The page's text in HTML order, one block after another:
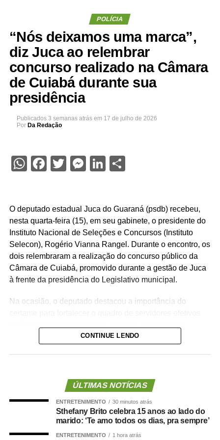
POLÍCIA
“Nós deixamos uma marca”,
diz Juca ao relembrar
concurso realizado na Câmara
de Cuiabá durante sua
presidência
Publicados 3 semanas atrás em 17 de julho de 2026
Por Da Redação
WhatsApp
Facebook
Twitter
Messenger
LinkedIn
Share
O deputado estadual Juca do Guaraná (psdb) recebeu,
nesta quarta-feira (15), em seu gabinete, o presidente do
Instituto Nacional de Seleções e Concursos (Instituto
Selecon), Rogério Vianna Rangel. Durante o encontro, os
dois relembraram a realização do concurso público da
Câmara de Cuiabá, promovido durante a gestão de Juca
à frente da presidência do Legislativo municipal.
Na ocasião, o deputado destacou a importância do
Cuiabá, que é de todos nós mato-grossenses, o
parlamento mais antigo do Centro-Oeste brasileiro”,
O concurso público foi realizado para provimento de
CONTINUE LENDO
ÚLTIMAS NOTÍCIAS
ENTRETENIMENTO 30 minutos atrás
Sthefany Brito celebra 15 anos ao lado do
marido: ‘Te amo todos os dias, pra sempre’
ENTRETENIMENTO 1 hora atrás